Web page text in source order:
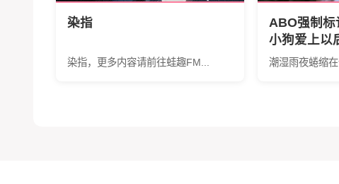
染指
染指，更多内容请前往蛙趣FM...
ABO强制标
小狗爱上以
潮湿雨夜蜷缩在